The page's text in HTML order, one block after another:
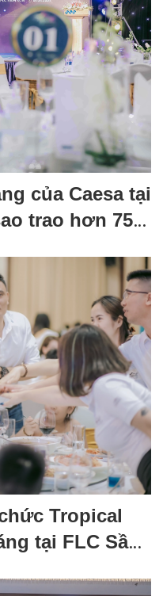
của Caesa tại
trao hơn 750
Tropical
tại FLC Sầm